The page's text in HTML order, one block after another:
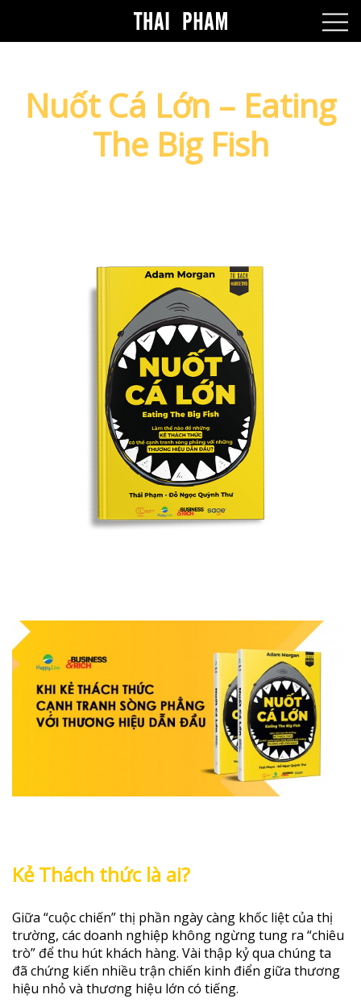
Nuốt Cá Lớn – Eating
The Big Fish
Kẻ Thách thức là ai?
Giữa “cuộc chiến” thị phần ngày càng khốc liệt của thị
trường, các doanh nghiệp không ngừng tung ra “chiêu
trò” để thu hút khách hàng. Vài thập kỷ qua chúng ta
đã chứng kiến nhiều trận chiến kinh điển giữa thương
hiệu nhỏ và thương hiệu lớn có tiếng.